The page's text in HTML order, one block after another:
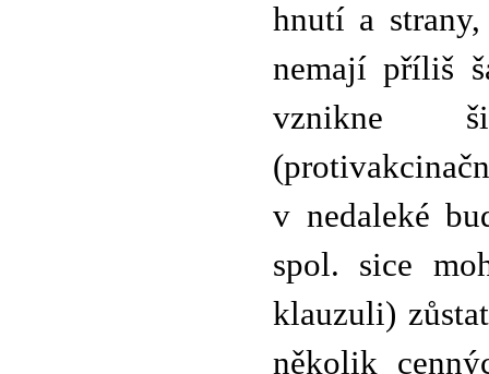
hnutí a
nemají příliš
vznikne
v nedaleké
spol. sice
klauzuli)
několik